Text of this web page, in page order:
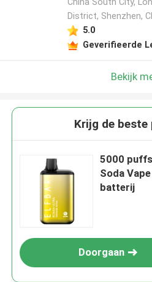
District, Shenzhen,
5.0
Geverifieerde
Bekijk
Krijg de beste
5000
Soda
batterij
Doorgaan